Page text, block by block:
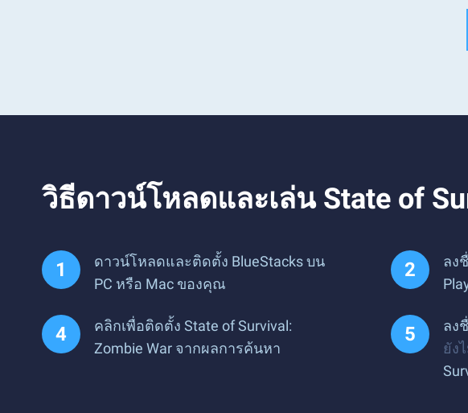
วิธีดาวน์โหลดและเล่น State of
ดาวน์โหลดและติดตั้ง BlueStacks บน
PC หรือ Mac ของคุณ
ลง
คลิกเพื่อติดตั้ง State of Survival:
Zombie War จากผลการค้นหา
ลง
ยัง